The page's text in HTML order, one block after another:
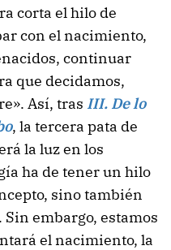
corta el hilo de
con el nacimiento,
continuar
que decidamos,
Así, tras III. De lo
, la tercera pata de
la luz en los
ha de tener un hilo
sino también
embargo, estamos
el nacimiento, la